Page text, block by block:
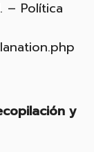
– Política
y